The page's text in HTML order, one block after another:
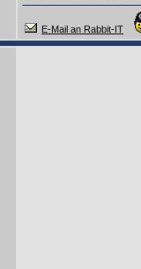
E-Mail an Rabbit-IT